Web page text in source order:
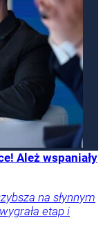
Ależ wspaniały
na słynnym
etap i